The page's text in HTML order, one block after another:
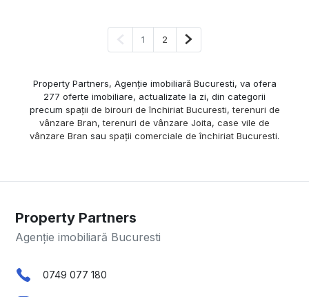
Pagina anterioară
1 2 Pagina următoare
Property Partners, Agenție imobiliară Bucuresti, va ofera
277 oferte imobiliare, actualizate la zi, din categorii
precum spații de birouri de închiriat Bucuresti,terenuri de
vânzare Bran,terenuri de vânzare Joita, case vile de
vânzare Bran sau spații comerciale de închiriat Bucuresti.
Property Partners
Agenție imobiliară Bucuresti
0749 077 180